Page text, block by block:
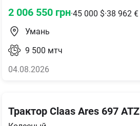
2 006 550 грн·45 000 $·38 962 €
Умань
9 500 мтч
04.08.2026
Трактор Claas Ares 697 ATZ